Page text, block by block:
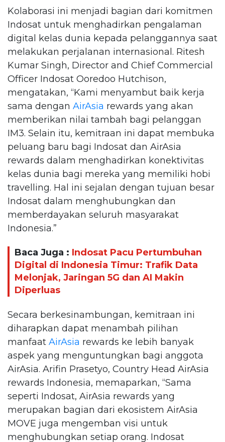
Kolaborasi ini menjadi bagian dari komitmen
Indosat untuk menghadirkan pengalaman
digital kelas dunia kepada pelanggannya saat
melakukan perjalanan internasional. Ritesh
Kumar Singh, Director and Chief Commercial
Officer Indosat Ooredoo Hutchison,
mengatakan, “Kami menyambut baik kerja
sama dengan AirAsia rewards yang akan
memberikan nilai tambah bagi pelanggan
IM3. Selain itu, kemitraan ini dapat membuka
peluang baru bagi Indosat dan AirAsia
rewards dalam menghadirkan konektivitas
kelas dunia bagi mereka yang memiliki hobi
travelling. Hal ini sejalan dengan tujuan besar
Indosat dalam menghubungkan dan
memberdayakan seluruh masyarakat
Indonesia.”
Baca Juga : Indosat Pacu Pertumbuhan
Digital di Indonesia Timur: Trafik Data
Melonjak, Jaringan 5G dan AI Makin
Diperluas
Secara berkesinambungan, kemitraan ini
diharapkan dapat menambah pilihan
manfaat AirAsia rewards ke lebih banyak
aspek yang menguntungkan bagi anggota
AirAsia. Arifin Prasetyo, Country Head AirAsia
rewards Indonesia, memaparkan, “Sama
seperti Indosat, AirAsia rewards yang
merupakan bagian dari ekosistem AirAsia
MOVE juga mengemban visi untuk
menghubungkan setiap orang. Indosat